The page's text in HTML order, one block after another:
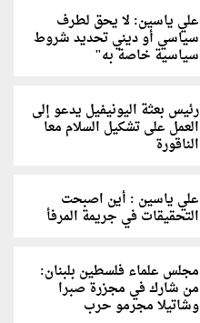
علي ياسين: لا يحق لطرف
سياسي أو ديني تحديد شروط
سياسية خاصة به"
رئيس بعثة اليونيفيل يدعو إلى
العمل على تشكيل السلام معا
الناقورة
علي ياسين : أين اصبحت
التحقيقات في جريمة المرفأ
مجلس علماء فلسطين بلبنان:
من شارك في مجزرة صبرا
وشاتيلا مجرمو حرب